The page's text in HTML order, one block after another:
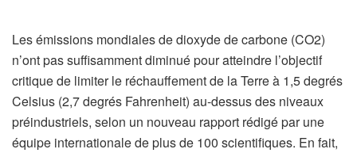
Les émissions mondiales de dioxyde de carbone (CO2)
n’ont pas suffisamment diminué pour atteindre l’objectif
critique de limiter le réchauffement de la Terre à 1,5 degrés
Celsius (2,7 degrés Fahrenheit) au-dessus des niveaux
préindustriels, selon un nouveau rapport rédigé par une
équipe internationale de plus de 100 scientifiques. En fait,